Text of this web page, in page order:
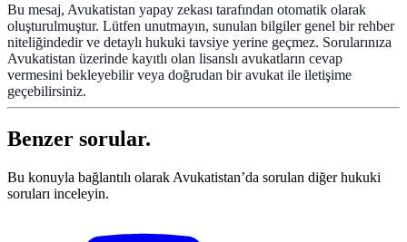
Bu mesaj, Avukatistan yapay zekası tarafından otomatik olarak
oluşturulmuştur. Lütfen unutmayın, sunulan bilgiler genel bir rehber
niteliğindedir ve detaylı hukuki tavsiye yerine geçmez. Sorularınıza
Avukatistan üzerinde kayıtlı olan lisanslı avukatların cevap
vermesini bekleyebilir veya doğrudan bir avukat ile iletişime
geçebilirsiniz.
Benzer sorular.
Bu konuyla bağlantılı olarak Avukatistan’da sorulan diğer hukuki
soruları inceleyin.